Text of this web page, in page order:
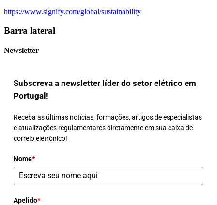
https://www.signify.com/global/sustainability
Barra lateral
Newsletter
Subscreva a newsletter líder do setor elétrico em
Portugal!
Receba as últimas notícias, formações, artigos de especialistas
e atualizações regulamentares diretamente em sua caixa de
correio eletrónico!
Nome*
Apelido*